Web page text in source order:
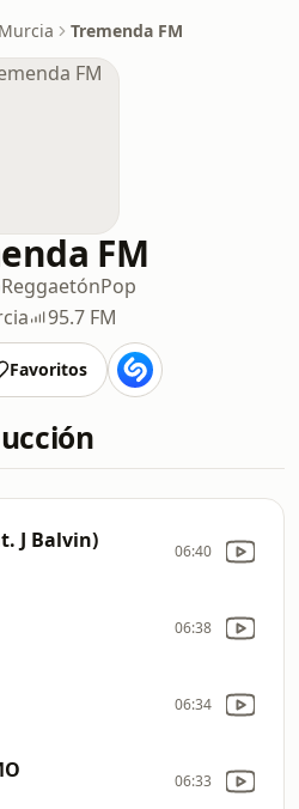
Murcia Tremenda FM
FM
ReggaetónPop
95.7 FM
Favoritos
J Balvin) 06:40
06:38
06:34
06:33